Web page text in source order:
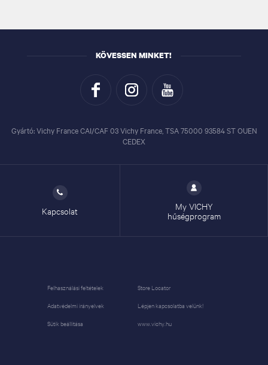
KÖVESSEN MINKET!
Gyártó: Vichy France CAI/CAF 03 Vichy France, TSA 75000 93584 ST OUEN
CEDEX
Kapcsolat
My VICHY
hűségprogram
Felhasználási feltételek
Adatvédelmi irányelvek
Sütik beállítása
Store Locator
Lépjen kapcsolatba velünk!
www.vichy.hu